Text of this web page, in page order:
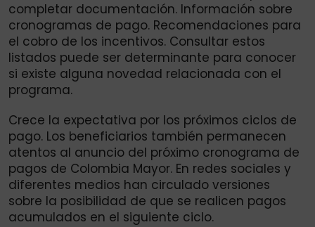
completar documentación. Información sobre
cronogramas de pago. Recomendaciones para
el cobro de los incentivos. Consultar estos
listados puede ser determinante para conocer
si existe alguna novedad relacionada con el
programa.
Crece la expectativa por los próximos ciclos de
pago. Los beneficiarios también permanecen
atentos al anuncio del próximo cronograma de
pagos de Colombia Mayor. En redes sociales y
diferentes medios han circulado versiones
sobre la posibilidad de que se realicen pagos
acumulados en el siguiente ciclo.